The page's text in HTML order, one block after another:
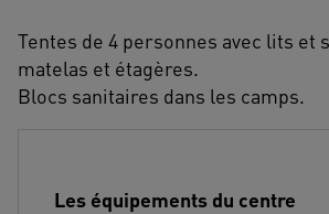
Tentes de 4 personnes avec lits et
matelas et étagères.
Blocs sanitaires dans les camps.
Les équipements du centre